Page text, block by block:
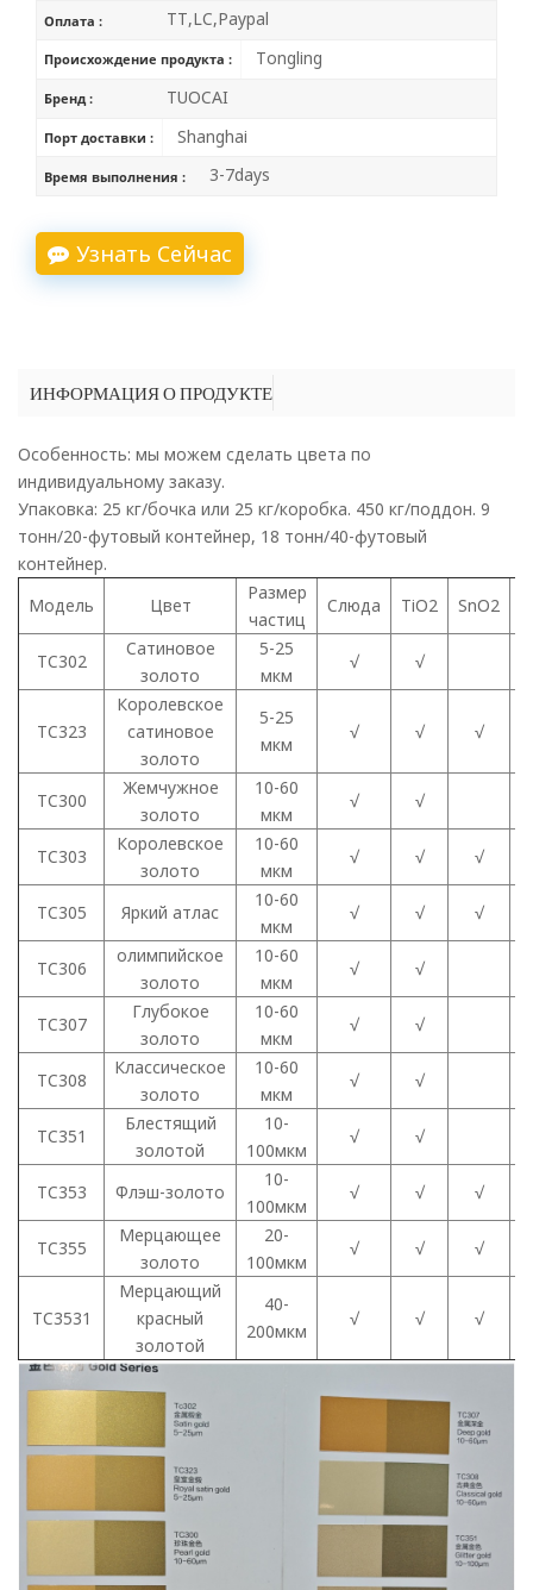
Оплата : TT,LC,Paypal
Происхождение продукта : Tongling
Бренд : TUOCAI
Порт доставки : Shanghai
Время выполнения : 3-7days
Узнать Сейчас
ИНФОРМАЦИЯ О ПРОДУКТЕ
Особенность: мы можем сделать цвета по
индивидуальному заказу.
Упаковка: 25 кг/бочка или 25 кг/коробка. 450 кг/поддон. 9
тонн/20-футовый контейнер, 18 тонн/40-футовый
контейнер.
Модель
Цвет
Размер
частиц
Слюда TiO2 SnO2
TC302
Сатиновое
золото
5-25
мкм
√ √
TC323
Королевское
сатиновое
золото
5-25
мкм
√ √ √
TC300
Жемчужное
золото
10-60
мкм
√ √
TC303
Королевское
золото
10-60
мкм
√ √ √
TC305 Яркий атлас
10-60
мкм
√ √ √
TC306
олимпийское
золото
10-60
мкм
√ √
TC307
Глубокое
золото
10-60
мкм
√ √
TC308
Классическое
золото
10-60
мкм
√ √
TC351
Блестящий
золотой
10-
100мкм
√ √
TC353 Флэш-золото
10-
100мкм
√ √ √
TC355
Мерцающее
золото
20-
100мкм
√ √ √
TC3531
Мерцающий
красный
золотой
40-
200мкм
√ √ √